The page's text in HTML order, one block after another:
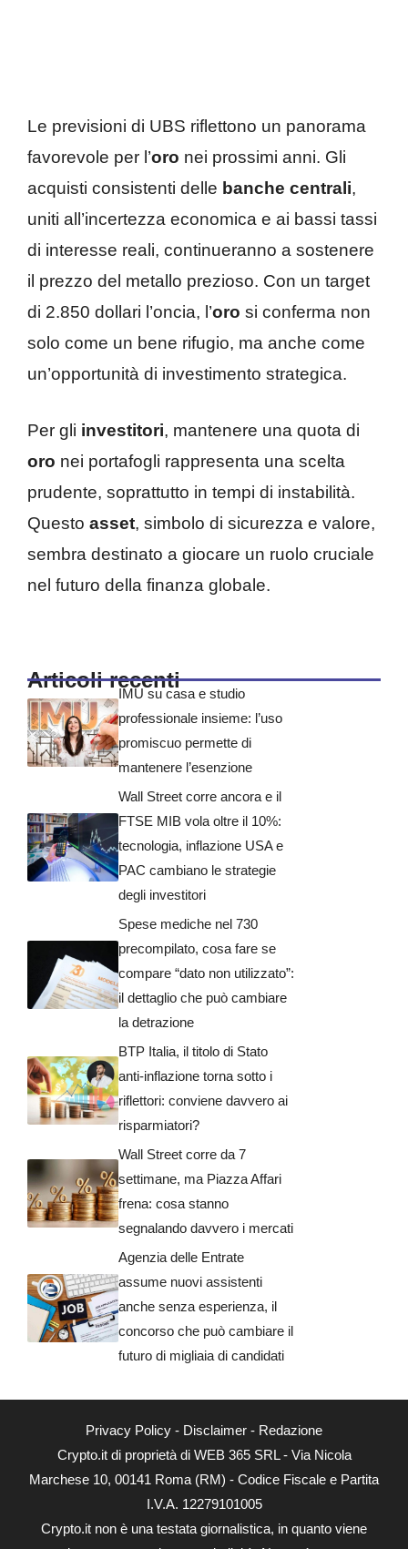
Le previsioni di UBS riflettono un panorama
favorevole per l’oro nei prossimi anni. Gli
acquisti consistenti delle banche centrali,
uniti all’incertezza economica e ai bassi tassi
di interesse reali, continueranno a sostenere
il prezzo del metallo prezioso. Con un target
di 2.850 dollari l’oncia, l’oro si conferma non
solo come un bene rifugio, ma anche come
un’opportunità di investimento strategica.
Per gli investitori, mantenere una quota di
oro nei portafogli rappresenta una scelta
prudente, soprattutto in tempi di instabilità.
Questo asset, simbolo di sicurezza e valore,
sembra destinato a giocare un ruolo cruciale
nel futuro della finanza globale.
Articoli recenti
IMU su casa e studio
professionale insieme: l’uso
promiscuo permette di
mantenere l’esenzione
Wall Street corre ancora e il
FTSE MIB vola oltre il 10%:
tecnologia, inflazione USA e
PAC cambiano le strategie
degli investitori
Spese mediche nel 730
precompilato, cosa fare se
compare “dato non utilizzato”:
il dettaglio che può cambiare
la detrazione
BTP Italia, il titolo di Stato
anti-inflazione torna sotto i
riflettori: conviene davvero ai
risparmiatori?
Wall Street corre da 7
settimane, ma Piazza Affari
frena: cosa stanno
segnalando davvero i mercati
Agenzia delle Entrate
assume nuovi assistenti
anche senza esperienza, il
concorso che può cambiare il
futuro di migliaia di candidati
Privacy Policy - Disclaimer - Redazione
Crypto.it di proprietà di WEB 365 SRL - Via Nicola
Marchese 10, 00141 Roma (RM) - Codice Fiscale e Partita
I.V.A. 12279101005
Crypto.it non è una testata giornalistica, in quanto viene